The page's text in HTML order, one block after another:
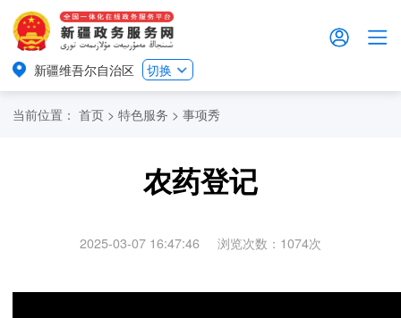
新疆维吾尔自治区 切换
当前位置：首页 >特色服务 >事项秀
农药登记
2025-03-07 16:47:46 浏览次数： 1074次